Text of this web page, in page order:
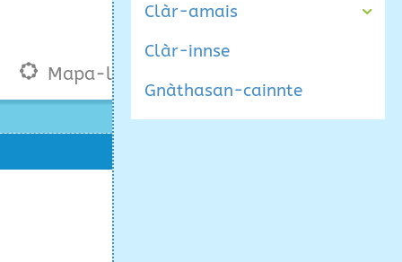
Mapa-làraich
Clàr-amais
Clàr-innse
Gnàthasan-cainnte